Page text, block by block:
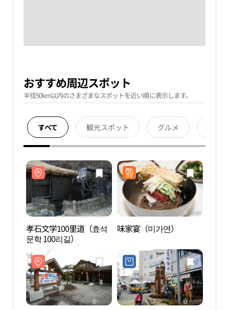
おすすめ周辺スポット
半径50km以内のさまざまなスポットを近い順に表示します。
すべて 観光スポット グルメ
孝石文学100里道（효석
문학 100리길）
味家宴（미가연）